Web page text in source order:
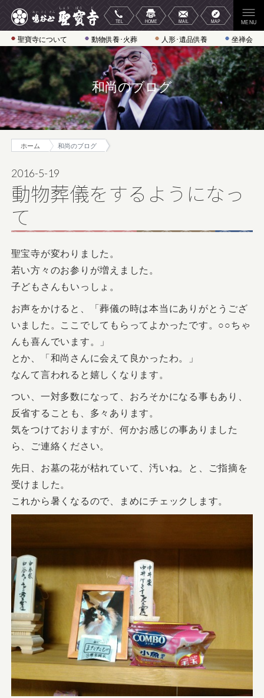
聖寶寺について 動物供養･火葬 人形･遺品供養 坐禅会
和尚のブログ
ホーム 和尚のブログ
2016-5-19
動物葬儀をするようになっ
て
聖宝寺が変わりました。
若い方々のお参りが増えました。
子どもさんもいっしょ。
お声をかけると、「葬儀の時は本当にありがとうござ
いました。ここでしてもらってよかったです。○○ちゃ
んも喜んでいます。」
とか、「和尚さんに会えて良かったわ。」
なんて言われると嬉しくなります。
つい、一対多数になって、おろそかになる事もあり、
反省することも、多々あります。
気をつけておりますが、何かお感じの事ありました
ら、ご連絡ください。
先日、お墓の花が枯れていて、汚いね。と、ご指摘を
受けました。
これから暑くなるので、まめにチェックします。